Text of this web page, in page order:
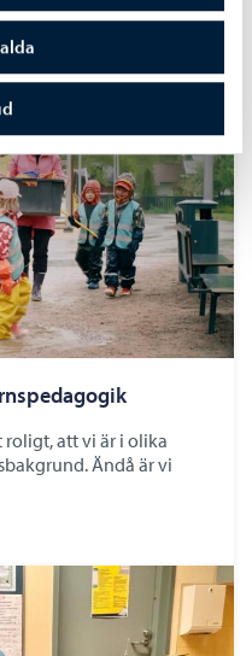
roligt, att vi är i olika
Ändå är vi